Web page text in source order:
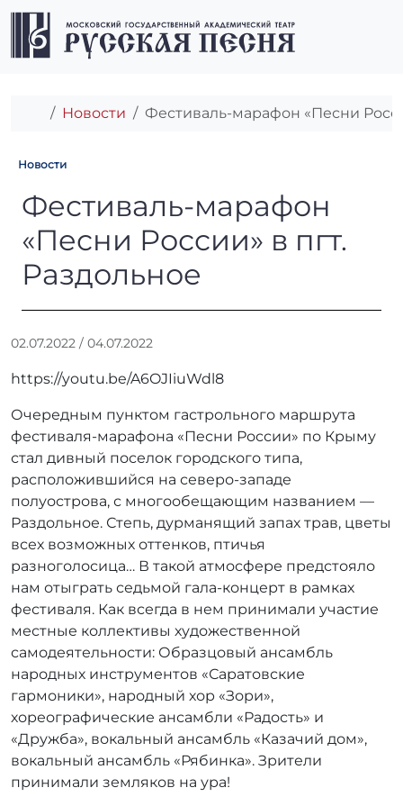
Перейти к содержимому
Перейти к футеру
Главная
Новости Фестиваль-марафон «Песни
Новости
Фестиваль-марафон
Фестиваль-марафон
«Песни России» в пгт.
Раздольное
02.07.2022 / 04.07.2022
т
р
:
r
a
d
m
i
n
https://youtu.be/A6OJIiuWdl8
Очередным пунктом гастрольного маршрута
фестиваля-марафона «Песни России» по Крыму
стал дивный поселок городского типа,
расположившийся на северо-западе
полуострова, с многообещающим названием —
Раздольное. Степь, дурманящий запах трав, цветы
всех возможных оттенков, птичья
разноголосица… В такой атмосфере предстояло
нам отыграть седьмой гала-концерт в рамках
фестиваля. Как всегда в нем принимали участие
местные коллективы художественной
самодеятельности: Образцовый ансамбль
народных инструментов «Саратовские
гармоники», народный хор «Зори»,
хореографические ансамбли «Радость» и
«Дружба», вокальный ансамбль «Казачий дом»,
вокальный ансамбль «Рябинка». Зрители
принимали земляков на ура!